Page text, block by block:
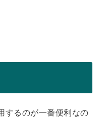
するのが一番便利なの